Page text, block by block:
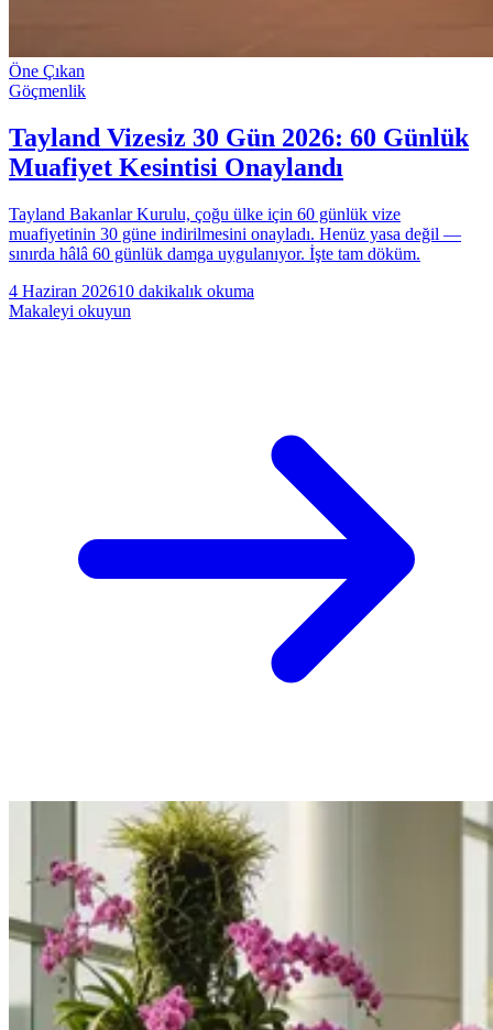
Öne Çıkan
Göçmenlik
Tayland Vizesiz 30 Gün 2026: 60 Günlük
Muafiyet Kesintisi Onaylandı
Tayland Bakanlar Kurulu, çoğu ülke için 60 günlük vize
muafiyetinin 30 güne indirilmesini onayladı. Henüz yasa değil —
sınırda hâlâ 60 günlük damga uygulanıyor. İşte tam döküm.
4 Haziran 202610 dakikalık okuma
Makaleyi okuyun